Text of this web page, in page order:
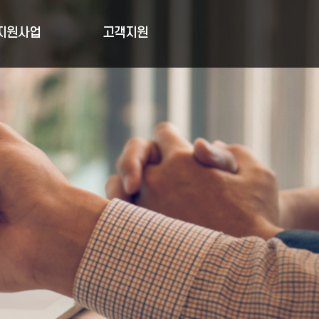
원사업 고객지원